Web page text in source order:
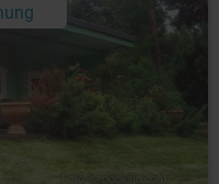
Foto: © booking.com